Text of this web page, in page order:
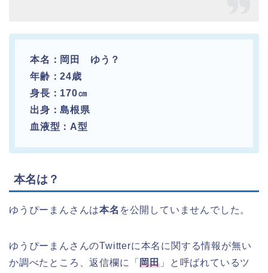
本名：岡田 ゆう？
年齢：24歳
身長：170㎝
出身：島根県
血液型：A型
本名は？
ゆうぴーまんさんは本名 を公開していませんでした。
ゆうぴーまんさんのTwitterに本名に関する情報が無い
か調べたところ、返信欄に「岡田 」と呼ばれているツ